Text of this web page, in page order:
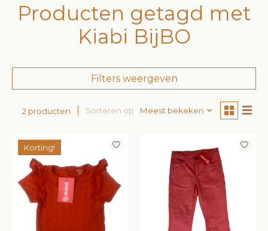
Producten getagd met
Kiabi BijBO
Filters weergeven
2 producten Sorteren op Meest bekeken
Korting!